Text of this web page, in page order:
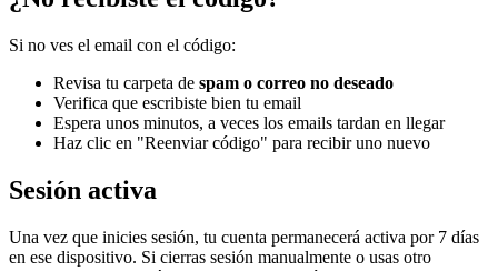
Si no ves el email con el código:
Revisa tu carpeta de spam o correo no deseado
Verifica que escribiste bien tu email
Espera unos minutos, a veces los emails tardan en llegar
Haz clic en "Reenviar código" para recibir uno nuevo
Sesión activa
Una vez que inicies sesión, tu cuenta permanecerá activa por 7 días
en ese dispositivo. Si cierras sesión manualmente o usas otro